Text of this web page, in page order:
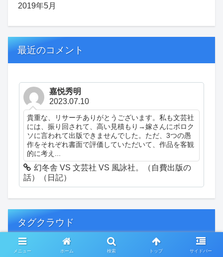
2019年5月
最近のコメント
嘉悦秀明
2023.07.10
貴重な、リサーチありがとうございます。私も文芸社
には、振り回されて、高い見積もり→嫁さんにボロク
ソに言われて出版できませんでした。ただ、3つの愚
作をそれぞれ書面で評価していただいて、作品を客観
的に考え...
幻冬舎 VS 文芸社 VS 風詠社。（自費出版の
話）（日記）
タグクラウド
メニュー ホーム 検索 トップ サイドバー